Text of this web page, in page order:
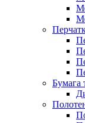
Бумага